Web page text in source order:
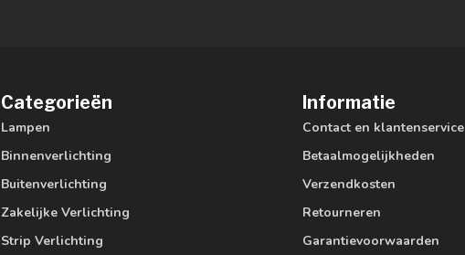
Categorieën
Lampen
Binnenverlichting
Buitenverlichting
Zakelijke Verlichting
Strip Verlichting
Informatie
Contact en klantenservice
Betaalmogelijkheden
Verzendkosten
Retourneren
Garantievoorwaarden